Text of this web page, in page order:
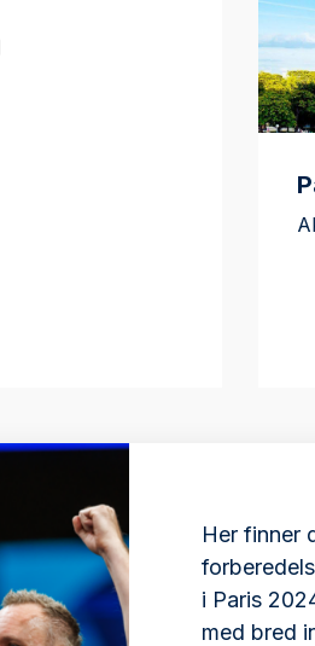
Her finner
i Paris
med bred